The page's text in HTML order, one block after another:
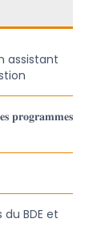
assistant
𝐩𝐫𝐨𝐠𝐫𝐚𝐦𝐦𝐞𝐬
BDE et